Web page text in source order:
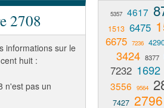
2708
informations sur le
huit :
n'est pas un
5357 4617
1513 6475
6675 7236
3424 8377
7232 1692
3556 9564
7427 2796